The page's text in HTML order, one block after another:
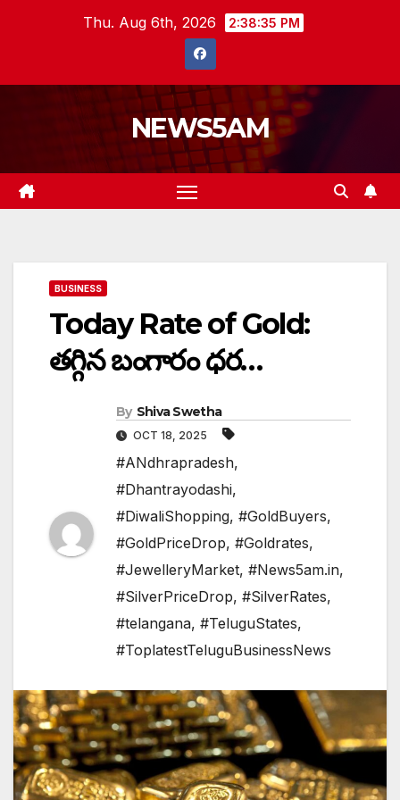
Thu. Aug 6th, 2026 2:38:35 PM
NEWS5AM
BUSINESS
Today Rate of Gold:
తగ్గిన బంగారం ధర…
By Shiva Swetha
OCT 18, 2025
#ANdhrapradesh,
#Dhantrayodashi,
#DiwaliShopping, #GoldBuyers,
#GoldPriceDrop, #Goldrates,
#JewelleryMarket, #News5am.in,
#SilverPriceDrop, #SilverRates,
#telangana, #TeluguStates,
#ToplatestTeluguBusinessNews